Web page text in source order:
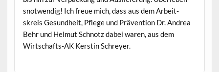
snotwendig! Ich freue mich, dass aus dem Arbeit­
skreis Gesund­heit, Pflege und Präven­tion Dr. Andrea
Behr und Hel­mut Schnotz dabei waren, aus dem
Wirtschafts-AK Ker­stin Schreyer.